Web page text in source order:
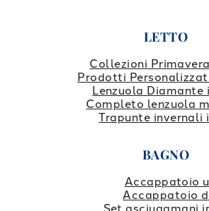
LETTO
Collezioni
Prodotti
Lenzuola Diamante
Completo lenzuola
Trapunte
BAGNO
Accappatoio
Accappatoio